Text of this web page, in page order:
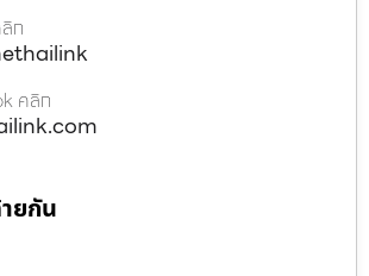
ก
คลิก
ยกัน